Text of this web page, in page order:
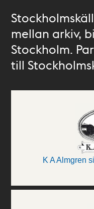
mellan arkiv,
Stockholm.
till
K A Almgren